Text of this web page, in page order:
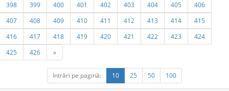
398
399 400 401 402 403 404 405
406
407
408 409 410 411 412 413 414
415
416
417 418 419 420 421 422 423
424
425
426 »
Intrări pe pagină: 10 25 50 100